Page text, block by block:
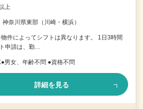
上
奈川県東部（川崎・横浜）
件によってシフトは異なります。 1日3時間
申請は、勤…
男女、年齢不問 ●資格不問
詳細を見る